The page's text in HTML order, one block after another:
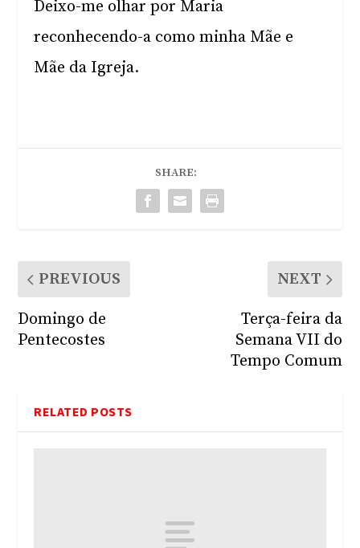
Deixo-me olhar por Maria
reconhecendo-a como minha Mãe e
Mãe da Igreja.
SHARE:
PREVIOUS
Domingo de
Pentecostes
NEXT
Terça-feira da
Semana VII do
Tempo Comum
RELATED POSTS